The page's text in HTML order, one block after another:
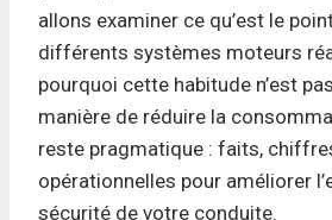
allons examiner ce qu’est le
différents systèmes moteurs
pourquoi cette habitude n’est
manière de réduire la
reste pragmatique : faits,
opérationnelles pour améliorer
sécurité de votre conduite.